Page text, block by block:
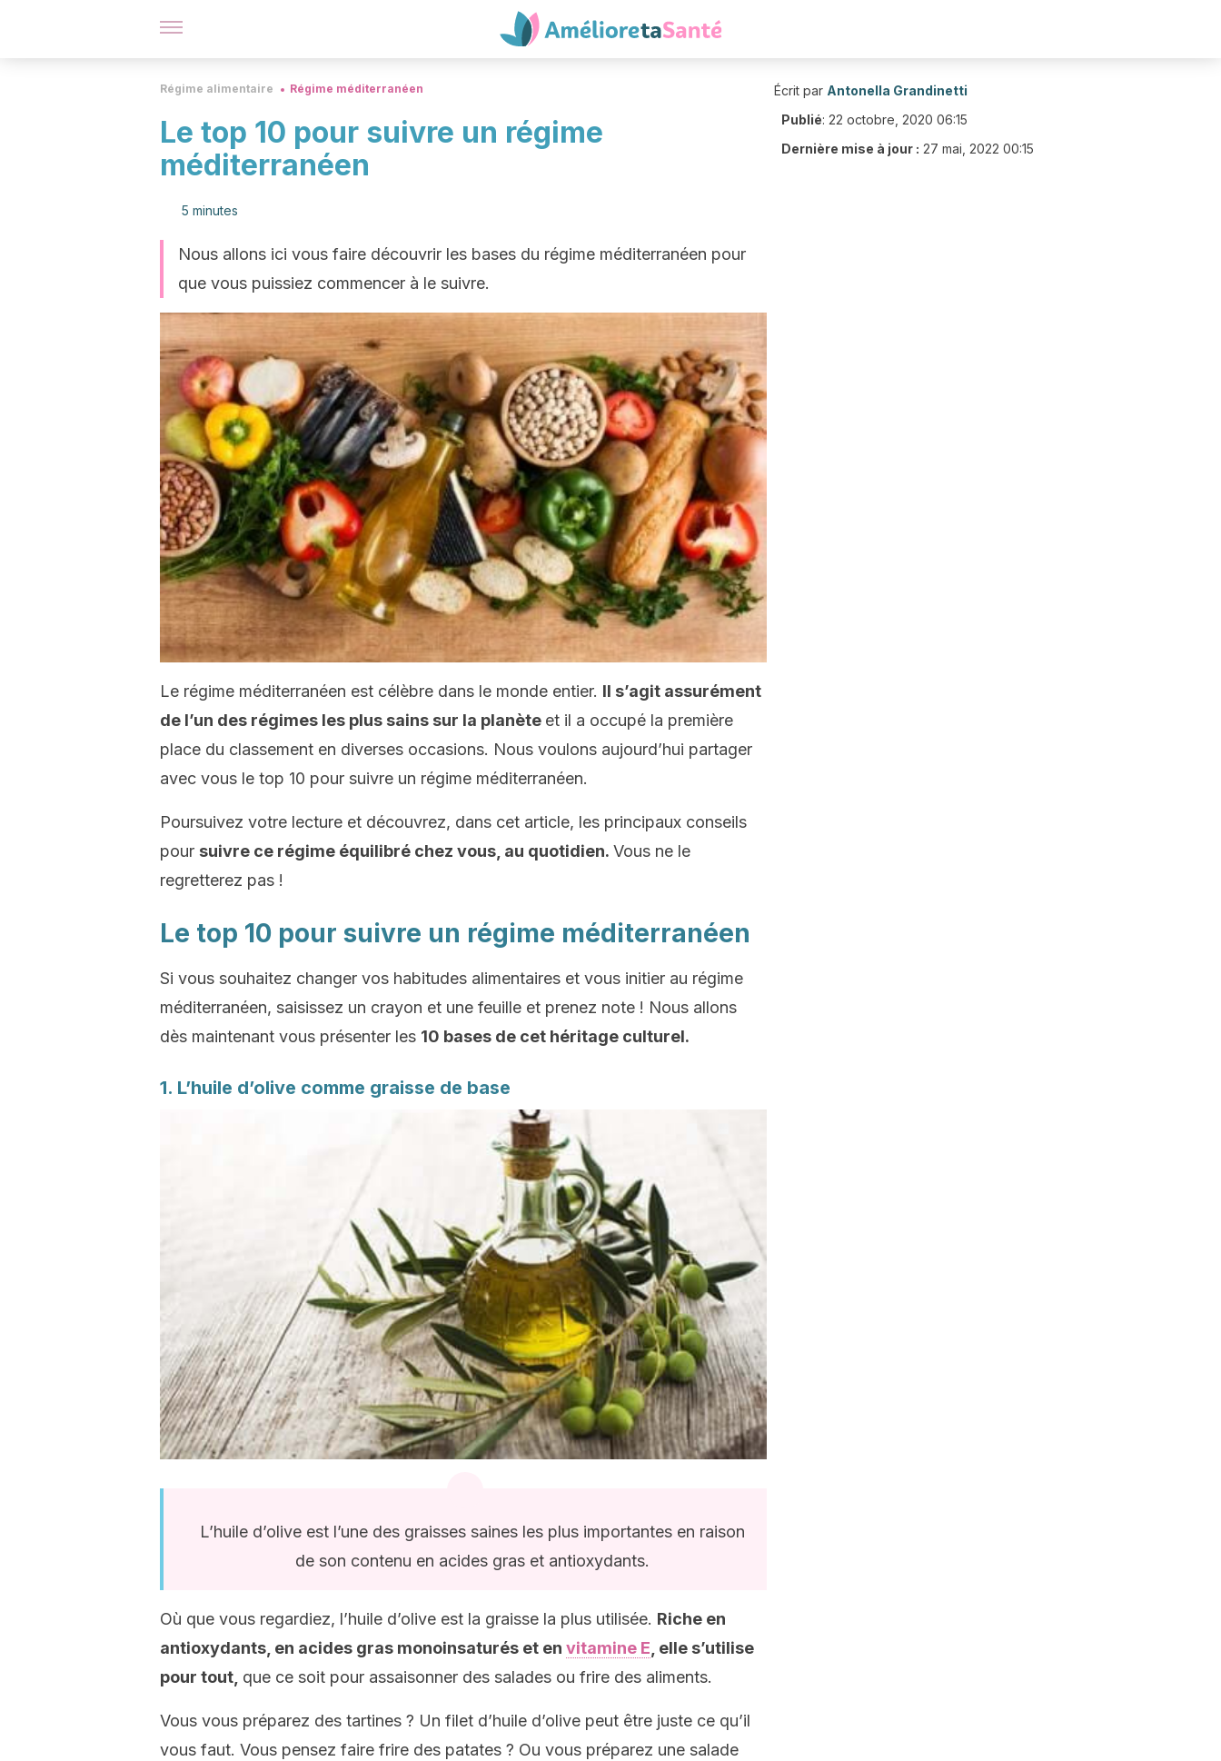
Régime alimentaire Régime méditerranéen
Le top 10 pour suivre un régime
méditerranéen
5 minutes
Nous allons ici vous faire découvrir les bases du régime méditerranéen pour
que vous puissiez commencer à le suivre.
Le régime méditerranéen est célèbre dans le monde entier. Il s’agit assurément
de l’un des régimes les plus sains sur la planète et il a occupé la première
place du classement en diverses occasions. Nous voulons aujourd’hui partager
avec vous le top 10 pour suivre un régime méditerranéen.
Poursuivez votre lecture et découvrez, dans cet article, les principaux conseils
pour suivre ce régime équilibré chez vous, au quotidien. Vous ne le
regretterez pas !
Le top 10 pour suivre un régime méditerranéen
Si vous souhaitez changer vos habitudes alimentaires et vous initier au régime
méditerranéen, saisissez un crayon et une feuille et prenez note ! Nous allons
dès maintenant vous présenter les 10 bases de cet héritage culturel.
1. L’huile d’olive comme graisse de base
L’huile d’olive est l’une des graisses saines les plus importantes en raison
de son contenu en acides gras et antioxydants.
Où que vous regardiez, l’huile d’olive est la graisse la plus utilisée. Riche en
antioxydants, en acides gras monoinsaturés et en vitamine E , elle s’utilise
pour tout, que ce soit pour assaisonner des salades ou frire des aliments.
Vous vous préparez des tartines ? Un filet d’huile d’olive peut être juste ce qu’il
vous faut. Vous pensez faire frire des patates ? Ou vous préparez une salade
Écrit par Antonella Grandinetti
Publié: 22 octobre, 2020 06:15
Dernière mise à jour : 27 mai, 2022 00:15